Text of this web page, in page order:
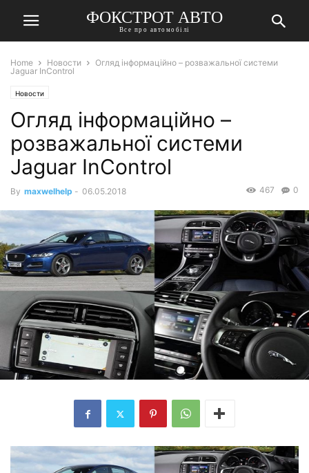
ФОКСТРОТ АВТО
Все про автомобілі
Home Новости
Огляд інформаційно – розважальної системи
Jaguar InControl
Новости
Огляд інформаційно –
розважальної системи
Jaguar InControl
By maxwelhelp - 06.05.2018 0
467